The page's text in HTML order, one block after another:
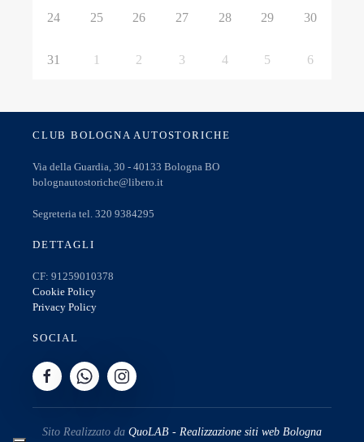
24 25 26 27 28 29 30
31 1 2 3 4 5 6
CLUB BOLOGNA AUTOSTORICHE
Via della Guardia, 30 - 40133 Bologna BO
bolognautostoriche@libero.it
Segreteria tel. 320 9384295
DETTAGLI
CF: 91259010378
Cookie Policy
Privacy Policy
SOCIAL
Sito Realizzato da QuoLAB - Realizzazione siti web Bologna